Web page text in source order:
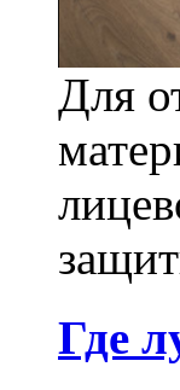
Для
Где